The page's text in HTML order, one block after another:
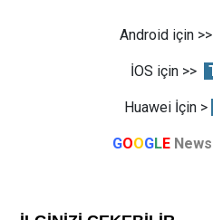
Android için >>
İOS için >>
Huawei İçin >
GOOGLE